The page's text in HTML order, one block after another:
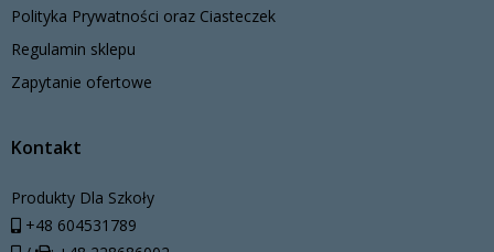
Polityka Prywatności oraz Ciasteczek
Regulamin sklepu
Zapytanie ofertowe
Kontakt
Produkty Dla Szkoły
+48 604531789